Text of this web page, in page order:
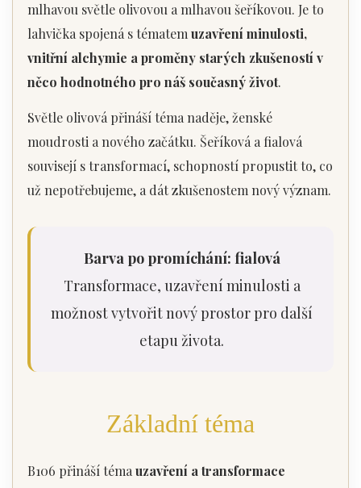
mlhavou světle olivovou a mlhavou šeříkovou. Je to
lahvička spojená s tématem uzavření minulosti,
vnitřní alchymie a proměny starých zkušeností v
něco hodnotného pro náš současný život.
Světle olivová přináší téma naděje, ženské
moudrosti a nového začátku. Šeříková a fialová
souvisejí s transformací, schopností propustit to, co
už nepotřebujeme, a dát zkušenostem nový význam.
Barva po promíchání: fialová
Transformace, uzavření minulosti a
možnost vytvořit nový prostor pro další
etapu života.
Základní téma
B106 přináší téma uzavření a transformace